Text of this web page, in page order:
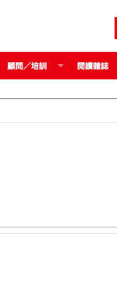
顧問／培訓 閱讀雜誌